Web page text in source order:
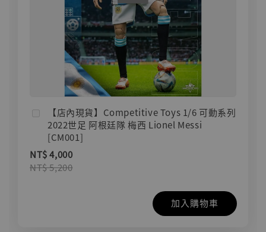
【店內現貨】Competitive Toys 1/6 可動系列
2022世足 阿根廷隊 梅西 Lionel Messi
[CM001]
NT$ 4,000
NT$ 5,200
加入購物車